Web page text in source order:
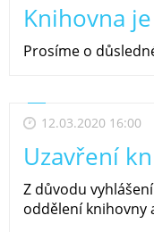
Knihovna
Prosíme o
12.03.2020 16:00
Uzavření
Z důvodu
oddělení knihovny